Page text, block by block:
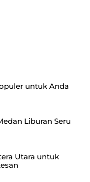
untuk Anda
Liburan Seru
Utara untuk